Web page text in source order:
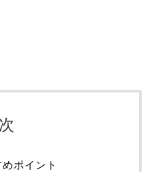
ポイント